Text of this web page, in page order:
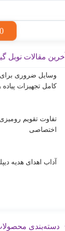
آخرین مقالات نوبل
وسایل ضروری برای
کامل تجهیزات
تفاوت تقویم
اختصاصی
آداب اهدای هدیه
دسته‌بندی